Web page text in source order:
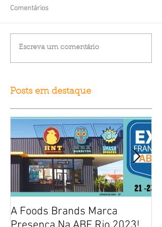
Comentários
Escreva um comentário
Posts em destaque
A Foods Brands Marca